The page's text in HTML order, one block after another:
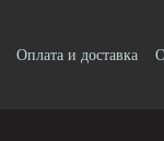
Оплата и доставка